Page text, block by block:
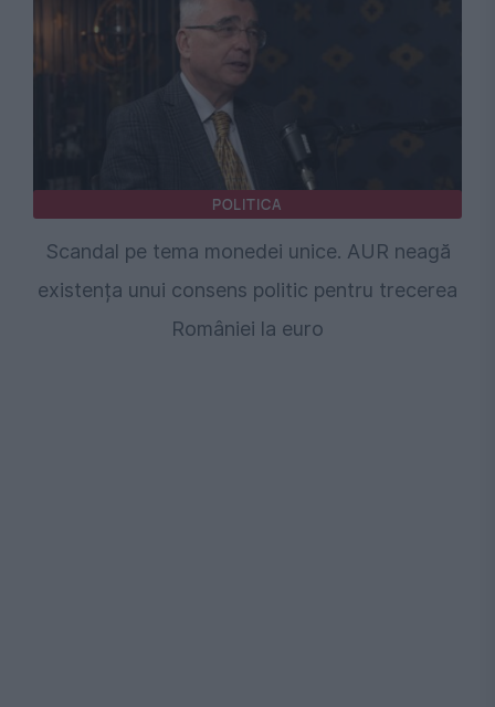
POLITICA
Scandal pe tema monedei unice. AUR neagă
existența unui consens politic pentru trecerea
României la euro